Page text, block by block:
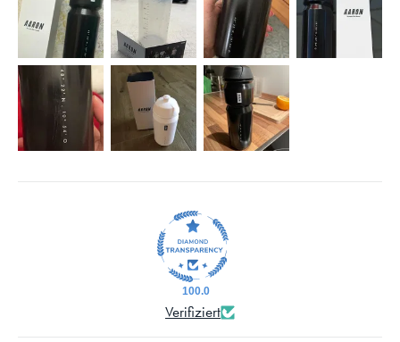
100.0
Verifiziert